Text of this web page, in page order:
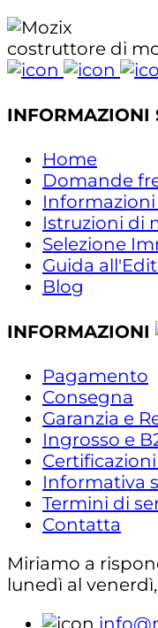
costruttore di
INFORMAZIONI
Home
Domande
Informazioni
Istruzioni di
Selezione
Guida
Blog
INFORMAZIONI
Pagamento
Consegna
Garanzia e
Ingrosso e
Informativa
Termini di
Contatta
Miriamo a
lunedì al